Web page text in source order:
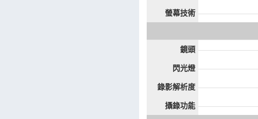
螢幕技術
鏡頭
閃光燈
錄影解析度
攝錄功能